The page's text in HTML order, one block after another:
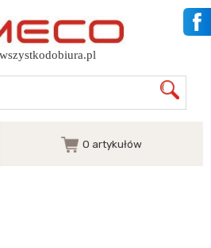
0 artykułów